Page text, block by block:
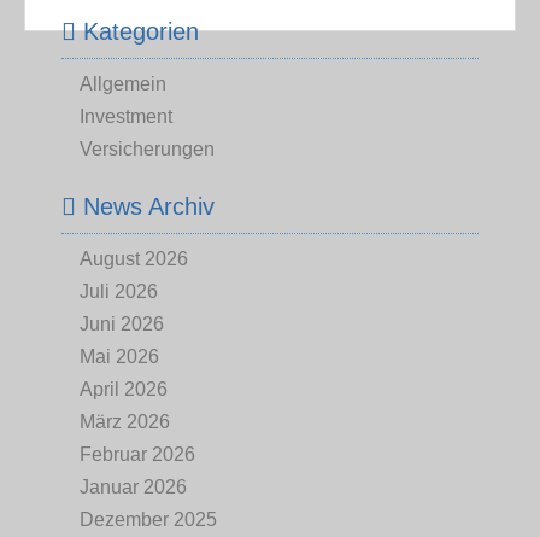
Kategorien
Allgemein
Investment
Versicherungen
News Archiv
August 2026
Juli 2026
Juni 2026
Mai 2026
April 2026
März 2026
Februar 2026
Januar 2026
Dezember 2025